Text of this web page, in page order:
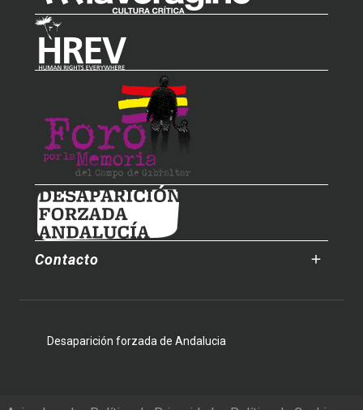
Contacto
Desaparición forzada de Andalucia